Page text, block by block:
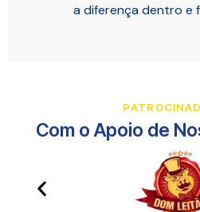
a diferença dentro e
Com o Apoio de